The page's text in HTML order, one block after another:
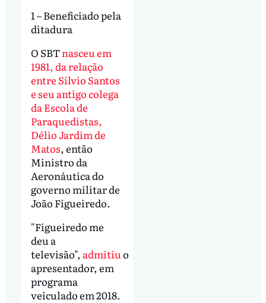
1 – Beneficiado pela
ditadura
O SBTnasceu em
1981, da relação
entre Sílvio Santos
e seu antigo colega
da Escola de
Paraquedistas,
Délio Jardim de
Matos, então
Ministro da
Aeronáutica do
governo militar de
João Figueiredo.
"Figueiredo me
deu a
televisão", admitiu o
apresentador, em
programa
veiculado em 2018.